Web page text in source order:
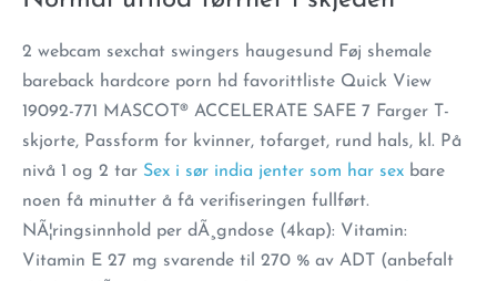
2 webcam sexchat swingers haugesund Føj shemale
bareback hardcore porn hd favorittliste Quick View
19092-771 MASCOT® ACCELERATE SAFE 7 Farger T-
skjorte, Passform for kvinner, tofarget, rund hals, kl. På
nivå 1 og 2 tar Sex i sør india jenter som har sex bare
noen få minutter å få verifiseringen fullført.
NÃ¦ringsinnhold per dÃ¸gndose (4kap): Vitamin:
Vitamin E 27 mg svarende til 270 % av ADT (anbefalt